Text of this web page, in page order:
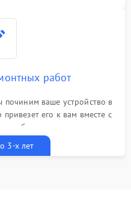
работ
починим ваше устройство в
его к вам вместе с
бесплатно
3-х лет